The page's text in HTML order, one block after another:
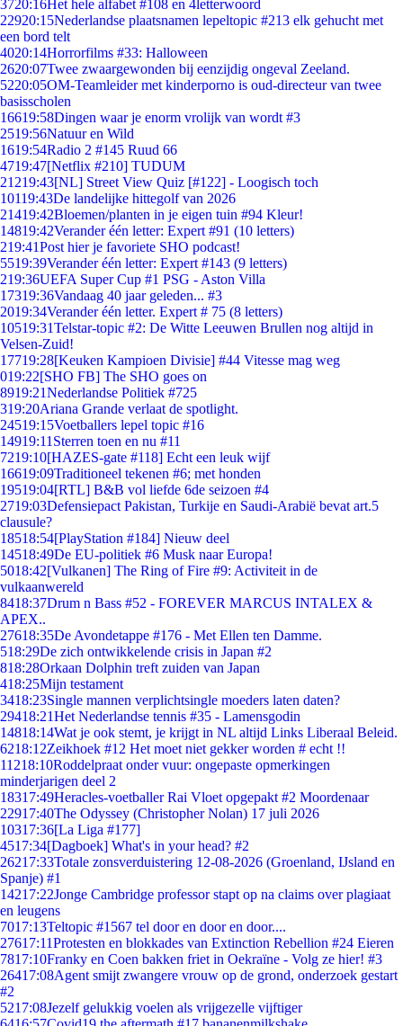
3720:16Het hele alfabet #108 en 4letterwoord
22920:15Nederlandse plaatsnamen lepeltopic #213 elk gehucht met
een bord telt
4020:14Horrorfilms #33: Halloween
2620:07Twee zwaargewonden bij eenzijdig ongeval Zeeland.
5220:05OM-Teamleider met kinderporno is oud-directeur van twee
basisscholen
16619:58Dingen waar je enorm vrolijk van wordt #3
2519:56Natuur en Wild
1619:54Radio 2 #145 Ruud 66
4719:47[Netflix #210] TUDUM
21219:43[NL] Street View Quiz [#122] - Loogisch toch
10119:43De landelijke hittegolf van 2026
21419:42Bloemen/planten in je eigen tuin #94 Kleur!
14819:42Verander één letter: Expert #91 (10 letters)
219:41Post hier je favoriete SHO podcast!
5519:39Verander één letter: Expert #143 (9 letters)
219:36UEFA Super Cup #1 PSG - Aston Villa
17319:36Vandaag 40 jaar geleden... #3
2019:34Verander één letter. Expert # 75 (8 letters)
10519:31Telstar-topic #2: De Witte Leeuwen Brullen nog altijd in
Velsen-Zuid!
17719:28[Keuken Kampioen Divisie] #44 Vitesse mag weg
019:22[SHO FB] The SHO goes on
8919:21Nederlandse Politiek #725
319:20Ariana Grande verlaat de spotlight.
24519:15Voetballers lepel topic #16
14919:11 Sterren toen en nu #11
7219:10[HAZES-gate #118] Echt een leuk wijf
16619:09Traditioneel tekenen #6; met honden
19519:04[RTL] B&B vol liefde 6de seizoen #4
2719:03Defensiepact Pakistan, Turkije en Saudi-Arabië bevat art.5
clausule?
18518:54[PlayStation #184] Nieuw deel
14518:49De EU-politiek #6 Musk naar Europa!
5018:42[Vulkanen] The Ring of Fire #9: Activiteit in de
vulkaanwereld
8418:37Drum n Bass #52 - FOREVER MARCUS INTALEX &
APEX..
27618:35De Avondetappe #176 - Met Ellen ten Damme.
518:29De zich ontwikkelende crisis in Japan #2
818:28Orkaan Dolphin treft zuiden van Japan
418:25Mijn testament
3418:23Single mannen verplichtsingle moeders laten daten?
29418:21Het Nederlandse tennis #35 - Lamensgodin
14818:14Wat je ook stemt, je krijgt in NL altijd Links Liberaal Beleid.
6218:12Zeikhoek #12 Het moet niet gekker worden # echt !!
11218:10Roddelpraat onder vuur: ongepaste opmerkingen
minderjarigen deel 2
18317:49Heracles-voetballer Rai Vloet opgepakt #2 Moordenaar
22917:40The Odyssey (Christopher Nolan) 17 juli 2026
10317:36[La Liga #177]
4517:34[Dagboek] What's in your head? #2
26217:33Totale zonsverduistering 12-08-2026 (Groenland, IJsland en
Spanje) #1
14217:22Jonge Cambridge professor stapt op na claims over plagiaat
en leugens
7017:13Teltopic #1567 tel door en door en door....
27617:11Protesten en blokkades van Extinction Rebellion #24 Eieren
7817:10Franky en Coen bakken friet in Oekraïne - Volg ze hier! #3
26417:08Agent smijt zwangere vrouw op de grond, onderzoek gestart
#2
5217:08Jezelf gelukkig voelen als vrijgezelle vijftiger